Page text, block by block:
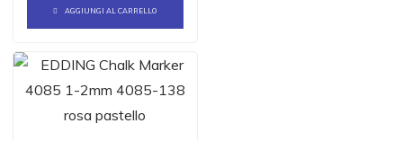
AGGIUNGI AL CARRELLO